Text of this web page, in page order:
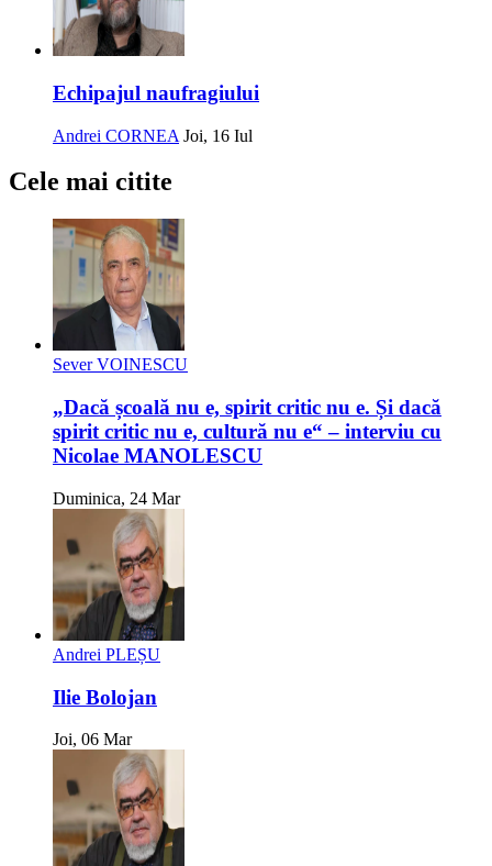
Echipajul naufragiului
Andrei CORNEA Joi, 16 Iul
Cele mai citite
Sever VOINESCU
„Dacă școală nu e, spirit critic nu e. Și dacă
spirit critic nu e, cultură nu e“ – interviu cu
Nicolae MANOLESCU
Duminica, 24 Mar
Andrei PLEȘU
Ilie Bolojan
Joi, 06 Mar